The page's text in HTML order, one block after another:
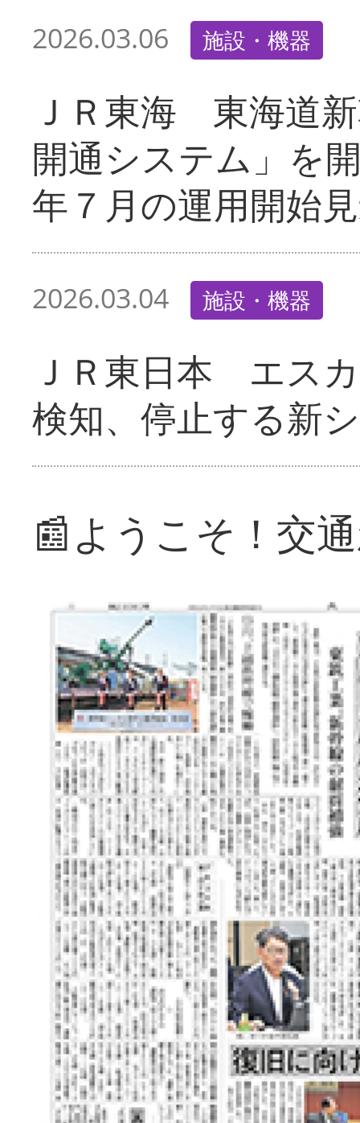
2026.03.06 施設・機器
ＪＲ東海 東海道
開通システム」を
年７月の運用開始
2026.03.04 施設・機器
ＪＲ東日本 エス
検知、停止する新
📰ようこそ！交